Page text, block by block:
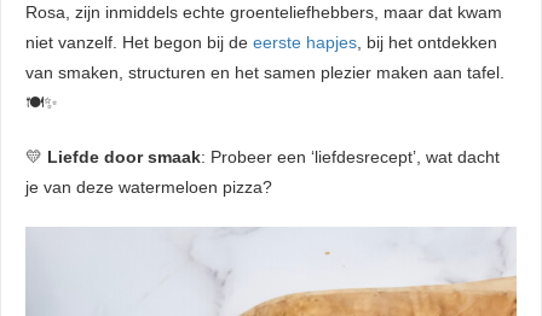
Rosa, zijn inmiddels echte groenteliefhebbers, maar dat kwam
niet vanzelf. Het begon bij de eerste hapjes , bij het ontdekken
van smaken, structuren en het samen plezier maken aan tafel.
🍽️✨
💛 Liefde door smaak: Probeer een ‘liefdesrecept’, wat dacht
je van deze watermeloen pizza?